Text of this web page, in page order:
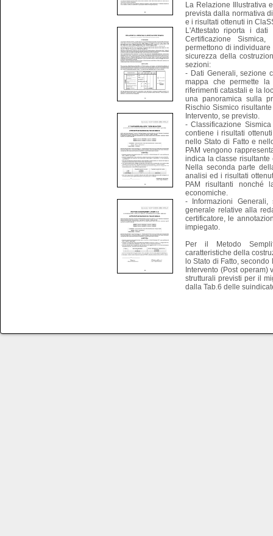
La Relazione Illustrativa
prevista dalla normativa
e i risultati ottenuti in
L'Attestato riporta i
Certificazione
permettono di
sicurezza della
sezioni:
- Dati Generali, sezione
mappa che permette
riferimenti catastali e la
una panoramica sulla
Rischio Sismico
Intervento, se previsto.
- Classificazione
contiene i risultati
nello Stato di Fatto e
PAM vengono
indica la classe
Nella seconda parte
analisi ed i risultati
PAM risultanti nonché
economiche.
- Informazioni Generali,
generale relative alla
certificatore, le
impiegato.
Per il Metodo
caratteristiche della
lo Stato di Fatto,
Intervento (Post
strutturali previsti per il
dalla Tab.6 delle